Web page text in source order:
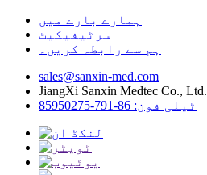
ہمارے بارے میں
سرٹیفیکیٹ
ہم سے رابطہ کریں۔
sales@sanxin-med.com
JiangXi Sanxin Medtec Co., Ltd.
ٹیلی فون: 86-791-85950275